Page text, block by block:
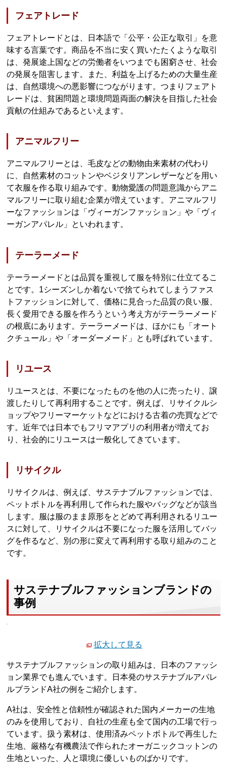
フェアトレード
フェアトレードとは、日本語で「公平・公正な取引」を意
味する言葉です。商品を不当に安く買いたたくような取引
は、発展途上国などの労働者をいつまでも困窮させ、社会
の発展を阻害します。また、利益を上げるための大量生産
は、自然環境への悪影響につながります。つまりフェアト
レードは、貧困問題と環境問題両面の解決を目指した社会
貢献の仕組みであるといえます。
アニマルフリー
アニマルフリーとは、毛皮などの動物由来素材の代わり
に、自然素材のコットンやベジタリアンレザーなどを用い
て衣服を作る取り組みです。動物愛護の問題意識からアニ
マルフリーに取り組む企業が増えています。アニマルフリ
ーなファッションは「ヴィーガンファッション」や「ヴィ
ーガンアパレル」といわれます。
テーラーメード
テーラーメードとは品質を重視して服を特別に仕立てるこ
とです。1シーズンしか着ないで捨てられてしまうファス
トファッションに対して、価格に見合った品質の良い服、
長く愛用できる服を作ろうという考え方がテーラーメード
の根底にあります。テーラーメードは、ほかにも「オート
クチュール」や「オーダーメード」とも呼ばれています。
リユース
リユースとは、不要になったものを他の人に売ったり、譲
渡したりして再利用することです。例えば、リサイクルシ
ョップやフリーマーケットなどにおける古着の売買などで
す。近年では日本でもフリマアプリの利用者が増えてお
り、社会的にリユースは一般化してきています。
リサイクル
リサイクルは、例えば、サステナブルファッションでは、
ペットボトルを再利用して作られた服やバッグなどが該当
します。服は服のまま原形をとどめて再利用されるリユー
スに対して、リサイクルは不要になった服を活用してバッ
グを作るなど、別の形に変えて再利用する取り組みのこと
です。
サステナブルファッションブランドの
事例
拡大して見る
サステナブルファッションの取り組みは、日本のファッシ
ョン業界でも進んでいます。日本発のサステナブルアパレ
ルブランドA社の例をご紹介します。
A社は、安全性と信頼性が確認された国内メーカーの生地
のみを使用しており、自社の生産も全て国内の工場で行っ
ています。扱う素材は、使用済みペットボトルで再生した
生地、厳格な有機農法で作られたオーガニックコットンの
生地といった、人と環境に優しいものばかりです。